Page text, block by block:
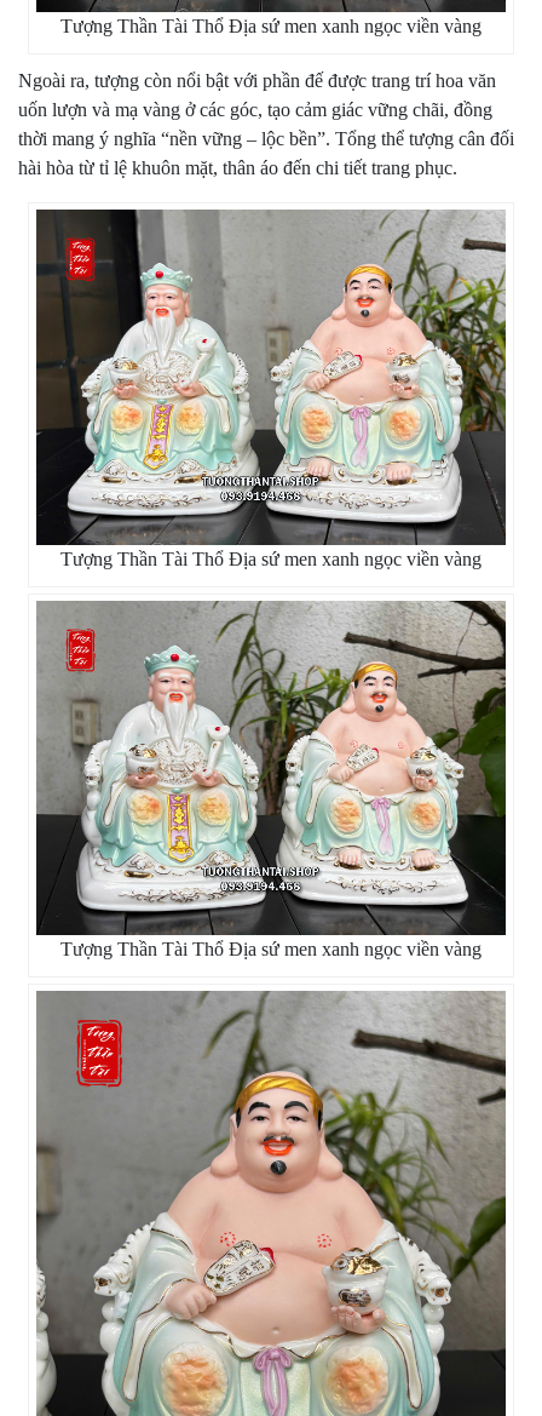
Tượng Thần Tài Thổ Địa sứ men xanh ngọc viền vàng
Ngoài ra, tượng còn nổi bật với phần đế được trang trí hoa văn
uốn lượn và mạ vàng ở các góc, tạo cảm giác vững chãi, đồng
thời mang ý nghĩa “nền vững – lộc bền”. Tổng thể tượng cân đối
hài hòa từ tỉ lệ khuôn mặt, thân áo đến chi tiết trang phục.
Tượng Thần Tài Thổ Địa sứ men xanh ngọc viền vàng
Tượng Thần Tài Thổ Địa sứ men xanh ngọc viền vàng